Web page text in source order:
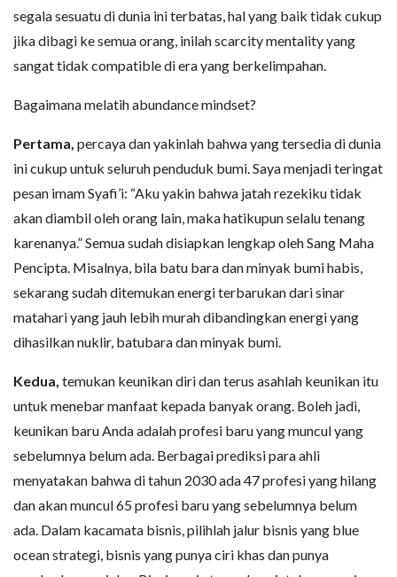
segala sesuatu di dunia ini terbatas, hal yang baik tidak cukup
jika dibagi ke semua orang, inilah scarcity mentality yang
sangat tidak compatible di era yang berkelimpahan.
Bagaimana melatih abundance mindset?
Pertama, percaya dan yakinlah bahwa yang tersedia di dunia
ini cukup untuk seluruh penduduk bumi. Saya menjadi teringat
pesan imam Syafi’i: “Aku yakin bahwa jatah rezekiku tidak
akan diambil oleh orang lain, maka hatikupun selalu tenang
karenanya.” Semua sudah disiapkan lengkap oleh Sang Maha
Pencipta. Misalnya, bila batu bara dan minyak bumi habis,
sekarang sudah ditemukan energi terbarukan dari sinar
matahari yang jauh lebih murah dibandingkan energi yang
dihasilkan nuklir, batubara dan minyak bumi.
Kedua, temukan keunikan diri dan terus asahlah keunikan itu
untuk menebar manfaat kepada banyak orang. Boleh jadi,
keunikan baru Anda adalah profesi baru yang muncul yang
sebelumnya belum ada. Berbagai prediksi para ahli
menyatakan bahwa di tahun 2030 ada 47 profesi yang hilang
dan akan muncul 65 profesi baru yang sebelumnya belum
ada. Dalam kacamata bisnis, pilihlah jalur bisnis yang blue
ocean strategi, bisnis yang punya ciri khas dan punya